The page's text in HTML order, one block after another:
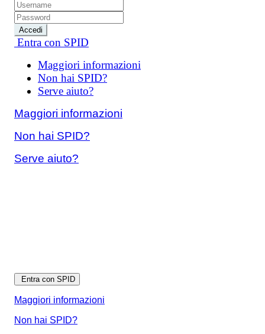
Accedi
Entra con SPID
Maggiori informazioni
Non hai SPID?
Serve aiuto?
Maggiori informazioni
Non hai SPID?
Serve aiuto?
Entra con SPID
Maggiori informazioni
Non hai SPID?